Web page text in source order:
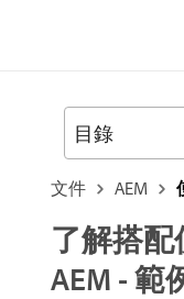
文件 AEM
了解搭配
AEM - 範
目錄